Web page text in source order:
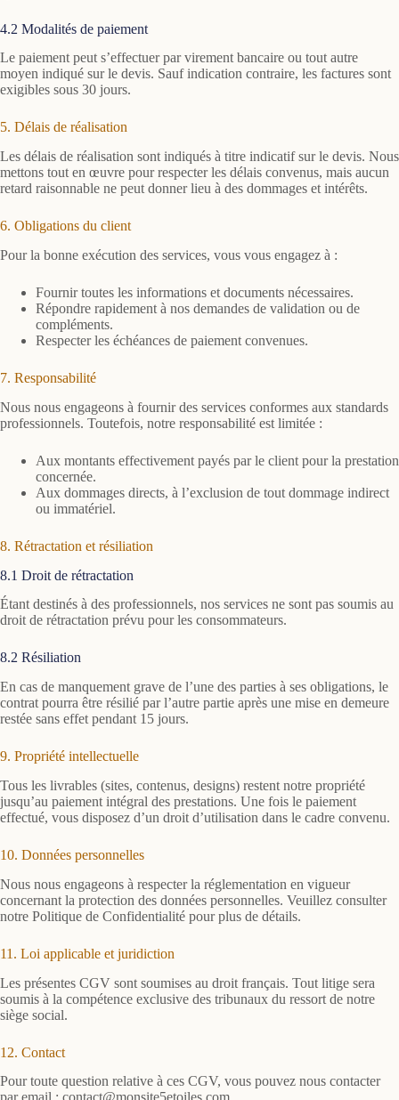
4.2 Modalités de paiement
Le paiement peut s’effectuer par virement bancaire ou tout autre
moyen indiqué sur le devis. Sauf indication contraire, les factures sont
exigibles sous 30 jours.
5. Délais de réalisation
Les délais de réalisation sont indiqués à titre indicatif sur le devis. Nous
mettons tout en œuvre pour respecter les délais convenus, mais aucun
retard raisonnable ne peut donner lieu à des dommages et intérêts.
6. Obligations du client
Pour la bonne exécution des services, vous vous engagez à :
Fournir toutes les informations et documents nécessaires.
Répondre rapidement à nos demandes de validation ou de
compléments.
Respecter les échéances de paiement convenues.
7. Responsabilité
Nous nous engageons à fournir des services conformes aux standards
professionnels. Toutefois, notre responsabilité est limitée :
Aux montants effectivement payés par le client pour la prestation
concernée.
Aux dommages directs, à l’exclusion de tout dommage indirect
ou immatériel.
8. Rétractation et résiliation
8.1 Droit de rétractation
Étant destinés à des professionnels, nos services ne sont pas soumis au
droit de rétractation prévu pour les consommateurs.
8.2 Résiliation
En cas de manquement grave de l’une des parties à ses obligations, le
contrat pourra être résilié par l’autre partie après une mise en demeure
restée sans effet pendant 15 jours.
9. Propriété intellectuelle
Tous les livrables (sites, contenus, designs) restent notre propriété
jusqu’au paiement intégral des prestations. Une fois le paiement
effectué, vous disposez d’un droit d’utilisation dans le cadre convenu.
10. Données personnelles
Nous nous engageons à respecter la réglementation en vigueur
concernant la protection des données personnelles. Veuillez consulter
notre Politique de Confidentialité pour plus de détails.
11. Loi applicable et juridiction
Les présentes CGV sont soumises au droit français. Tout litige sera
soumis à la compétence exclusive des tribunaux du ressort de notre
siège social.
12. Contact
Pour toute question relative à ces CGV, vous pouvez nous contacter